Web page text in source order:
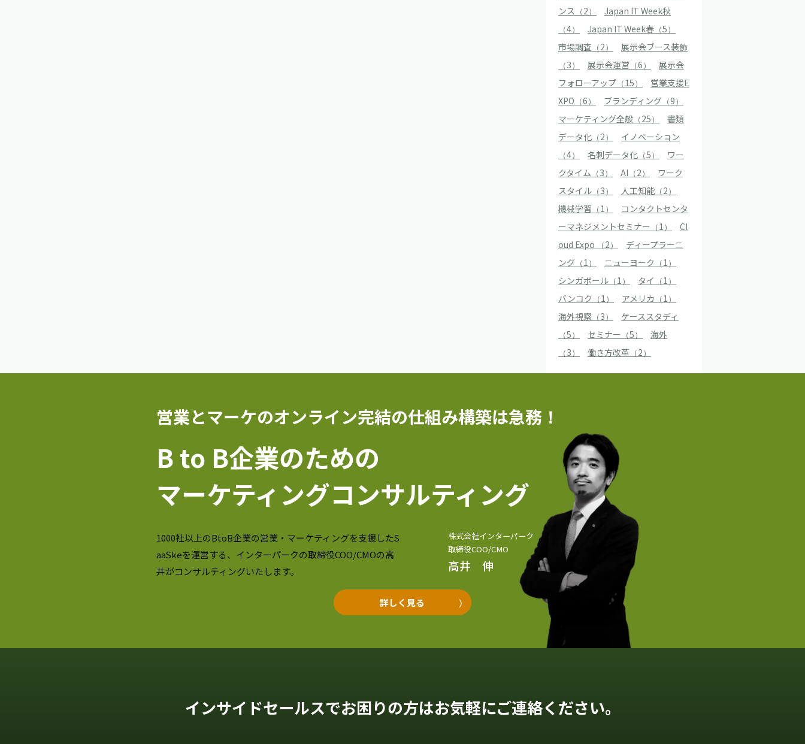
ンス（2）
Japan IT Week秋
（4）
Japan IT Week春（5）
市場調査（2）
展示会ブース装飾
（3）
展示会運営（6）
展示会
フォローアップ（15）
営業支援E
XPO（6）
ブランディング（9）
マーケティング全般（25）
書類
データ化（2）
イノベーション
（4）
名刺データ化（5）
ワー
クタイム（3）
AI（2）
ワーク
スタイル（3）
人工知能（2）
機械学習（1）
コンタクトセンタ
ーマネジメントセミナー（1）
Cl
oud Expo （2）
ディープラーニ
ング（1）
ニューヨーク（1）
シンガポール（1）
タイ（1）
バンコク（1）
アメリカ（1）
海外視察（3）
ケーススタディ
（5）
セミナー（5）
海外
（3）
働き方改革（2）
営業とマーケのオンライン完結の仕組み構築は急務！
B to B企業のための
マーケティングコンサルティング
1000社以上のBtoB企業の営業・マーケティングを支援したS
aaSkeを運営する、インターパークの取締役COO/CMOの高
井がコンサルティングいたします。
株式会社インターパーク
取締役COO/CMO
高井 伸
詳しく見る
インサイドセールスでお困りの方はお気軽にご連絡ください。